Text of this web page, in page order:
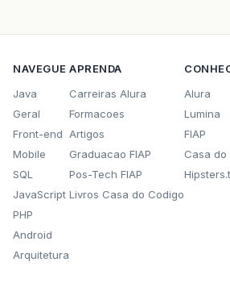
NAVEGUE
Java
Geral
Front-end
Mobile
SQL
JavaScript
PHP
Android
Arquitetura
APRENDA
Carreiras Alura
Formacoes
Artigos
Graduacao FIAP
Pos-Tech FIAP
Livros Casa do Codigo
Alura
Lumina
FIAP
Casa do